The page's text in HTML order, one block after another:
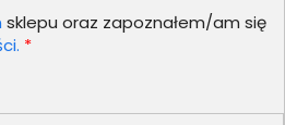
sklepu oraz zapoznałem/am się
*